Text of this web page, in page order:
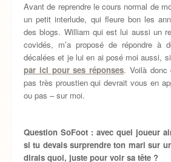
Avant de reprendre le cours normal de
un petit interlude, qui fleure bon les
des blogs. William qui est lui aussi un
covidés, m’a proposé de répondre à
décalées et je lui en ai posé moi aussi,
par ici pour ses réponses. Voilà donc
pas très proustien qui devrait vous en
ou pas – sur moi.
Question SoFoot : avec quel joueur
si tu devais surprendre ton mari sur
dirais quoi, juste pour voir sa tête ?